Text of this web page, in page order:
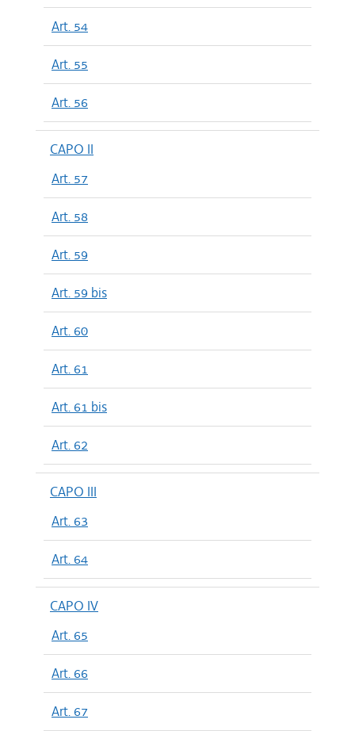
Art. 54
Art. 55
Art. 56
CAPO II
Art. 57
Art. 58
Art. 59
Art. 59 bis
Art. 60
Art. 61
Art. 61 bis
Art. 62
CAPO III
Art. 63
Art. 64
CAPO IV
Art. 65
Art. 66
Art. 67